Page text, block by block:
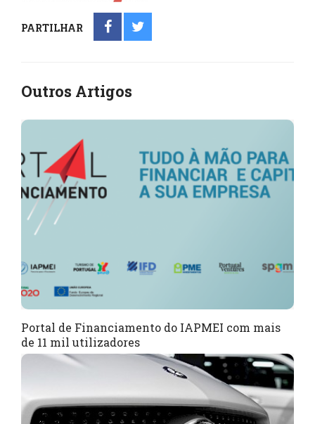
PARTILHAR
Outros Artigos
Portal de Financiamento do IAPMEI com mais
de 11 mil utilizadores